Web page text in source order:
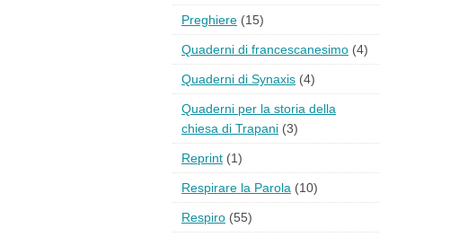
Preghiere (15)
Quaderni di francescanesimo (4)
Quaderni di Synaxis (4)
Quaderni per la storia della
chiesa di Trapani (3)
Reprint (1)
Respirare la Parola (10)
Respiro (55)